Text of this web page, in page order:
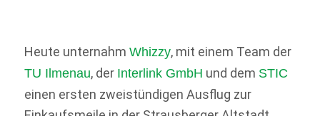
Heute unternahm Whizzy, mit einem Team der
TU Ilmenau, der Interlink GmbH und dem STIC
einen ersten zweistündigen Ausflug zur